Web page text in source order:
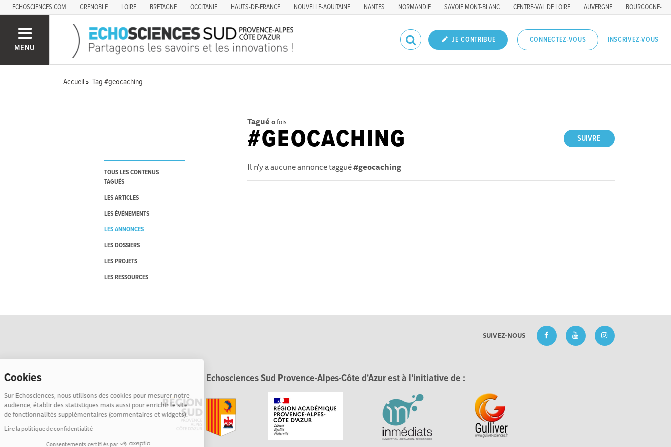
Cookies
Sur Echosciences, nous utilisons des cookies pour mesurer notre
audience, établir des statistiques mais aussi pour enrichir le site
de fonctionnalités supplémentaires (commentaires et widgets).
Lire la politique de confidentialité
Consentements certifiés par
ECHOSCIENCES.COM GRENOBLE LOIRE BRETAGNE OCCITANIE HAUTS-DE-FRANCE NOUVELLE-AQUITAINE NANTES NORMANDIE SAVOIE MONT-BLANC CENTRE-VAL DE LOIRE AUVERGNE
BOURGOGNE-
MENU
JE CONTRIBUE CONNECTEZ-VOUS INSCRIVEZ-VOUS
Accueil Tag #geocaching
TOUS LES CONTENUS
TAGUÉS
LES ARTICLES
LES ÉVÉNEMENTS
LES ANNONCES
LES DOSSIERS
LES PROJETS
LES RESSOURCES
Tagué 0fois
SUIVRE
#GEOCACHING
Il n'y a aucune annonce taggué#geocaching
SUIVEZ-NOUS
Echosciences Sud Provence-Alpes-Côte d'Azur est à l'initiative de :